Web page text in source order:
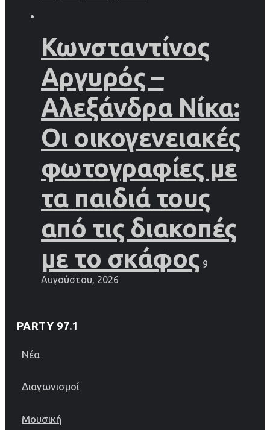
Κωνσταντίνος
Αργυρός –
Αλεξάνδρα Νίκα:
Οι οικογενειακές
φωτογραφίες με
τα παιδιά τους
από τις διακοπές
με το σκάφος 9
Αυγούστου, 2026
PARTY 97.1
Νέα
Διαγωνισμοί
Μουσική